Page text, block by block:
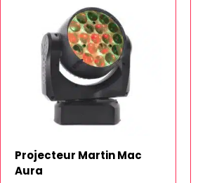
Projecteur Martin Mac
Aura